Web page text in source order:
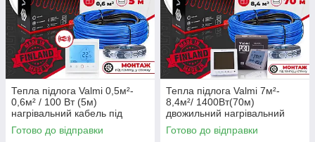
Тепла підлога Valmi 0,5м²-
0,6м² / 100 Вт (5м)
нагрівальний кабель під
плитку 20 Вт/м з
терморегулятором TWE02
Готово до відправки
Тепла підлога Valmi 7м²-
8,4м²/ 1400Вт(70м)
двожильний нагрівальний
кабель 20 Вт/м з
терморегулятором Valmi P30
Готово до відправки